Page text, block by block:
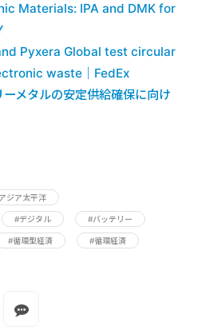
Materials: IPA and DMK for
Pyxera Global test circular
waste｜FedEx
ーメタルの安定供給確保に向け
ジア太平洋
#デジタル #バッテリー
#循環型経済 #循環経済